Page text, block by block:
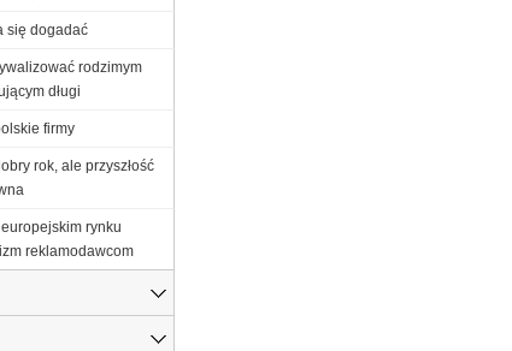
się dogadać
rodzimym
długi
firmy
rok, ale przyszłość
rynku
reklamodawcom